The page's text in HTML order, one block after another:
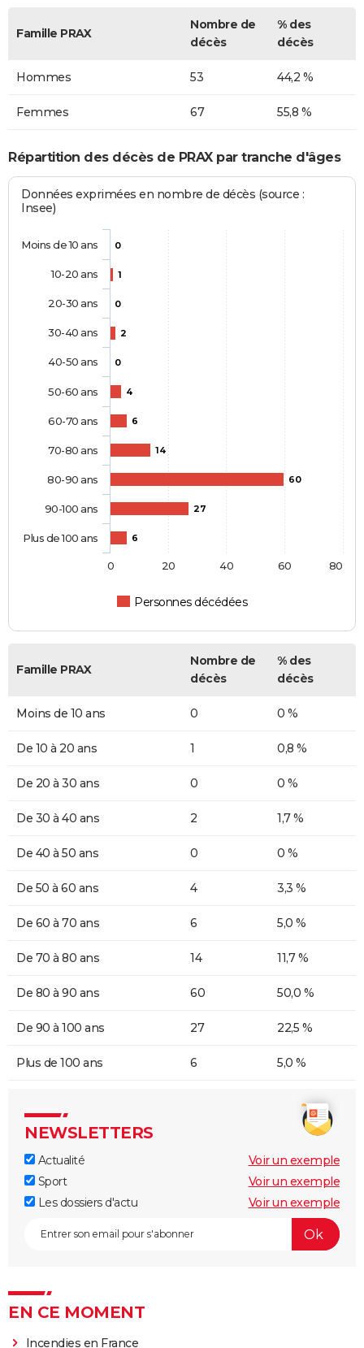
Famille PRAX
Nombre de
décès
% des
décès
Hommes 53 44,2 %
Femmes 67 55,8 %
Répartition des décès de PRAX par tranche d'âges
Données exprimées en nombre de décès (source :
Insee)
0
1
0
2
0
4
6
14
60
27
6
Personnes décédées
Moins de 10 ans
10-20 ans
20-30 ans
30-40 ans
40-50 ans
50-60 ans
60-70 ans
70-80 ans
80-90 ans
90-100 ans
Plus de 100 ans
0 20 40 60 80
Famille PRAX
Nombre de
décès
% des
décès
Moins de 10 ans 0 0 %
De 10 à 20 ans 1 0,8 %
De 20 à 30 ans 0 0 %
De 30 à 40 ans 2 1,7 %
De 40 à 50 ans 0 0 %
De 50 à 60 ans 4 3,3 %
De 60 à 70 ans 6 5,0 %
De 70 à 80 ans 14 11,7 %
De 80 à 90 ans 60 50,0 %
De 90 à 100 ans 27 22,5 %
Plus de 100 ans 6 5,0 %
NEWSLETTERS
Actualité
Voir un exemple
Sport
Voir un exemple
Les dossiers d'actu
Voir un exemple
EN CE MOMENT
Incendies en France